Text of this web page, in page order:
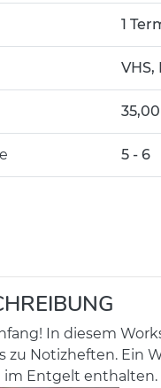
1
5 - 6
In diesem
zu Notizheften. Ein
im Entgelt enthalten.